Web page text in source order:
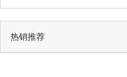
热销推荐